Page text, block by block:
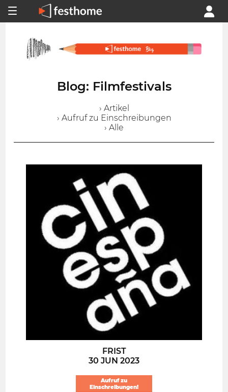
Blog: Filmfestivals
› Artikel
› Aufruf zu Einschreibungen
› Alle
FRIST
30 JUN 2023
Aufruf zu
Einschreibungen!